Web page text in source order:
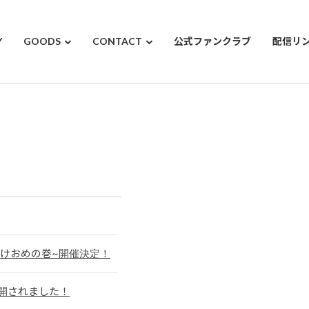
GOODS CONTACT 公式ファンクラブ 配信リ
おめの巻~開催決定！
されました！